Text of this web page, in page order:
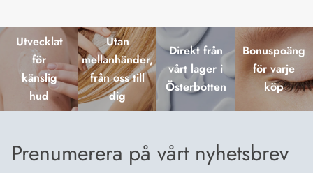
Utvecklat
för
känslig
hud
Utan
mellanhänder,
från oss till
dig
Direkt från
vårt lager i
Österbotten
Bonuspoäng
för varje
köp
Prenumerera på vårt nyhetsbrev